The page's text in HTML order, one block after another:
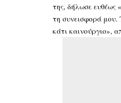
της, δήλωσε ευθέως
τη συνεισφορά
κάτι καινούργιο»,